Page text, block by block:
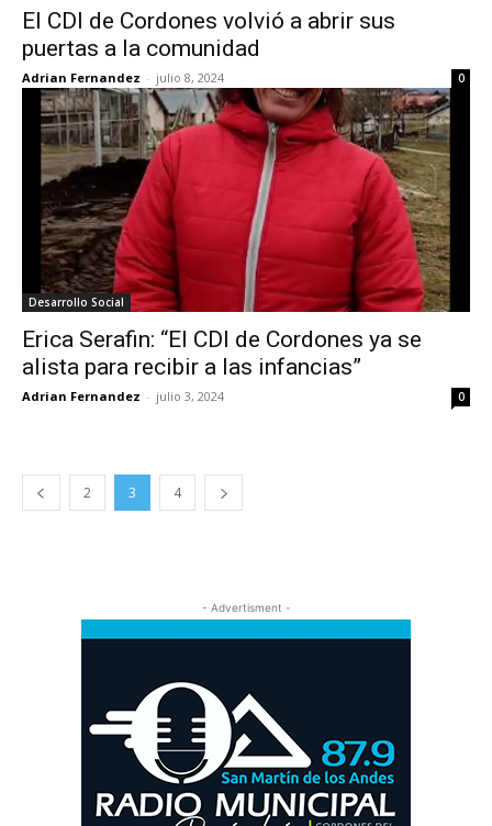
El CDI de Cordones volvió a abrir sus
puertas a la comunidad
Adrian Fernandez - julio 8, 2024 0
Desarrollo Social
Erica Serafin: “El CDI de Cordones ya se
alista para recibir a las infancias”
Adrian Fernandez - julio 3, 2024 0
2 3 4
- Advertisment -